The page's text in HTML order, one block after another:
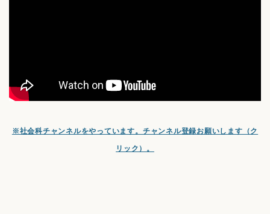
※社会科チャンネルをやっています。チャンネル登録お願いします（ク
リック）。